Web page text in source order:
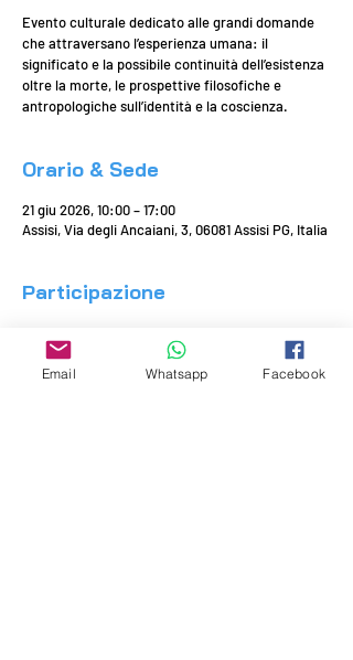
Evento culturale dedicato alle grandi domande
che attraversano l’esperienza umana: il
significato e la possibile continuità dell’esistenza
oltre la morte, le prospettive filosofiche e
antropologiche sull’identità e la coscienza.
Orario & Sede
21 giu 2026, 10:00 – 17:00
Assisi, Via degli Ancaiani, 3, 06081 Assisi PG, Italia
Participazione
biglietti" e selezionare la quantità di posti
desiderati scegliendo la loro posizione in
Email Whatsapp Facebook